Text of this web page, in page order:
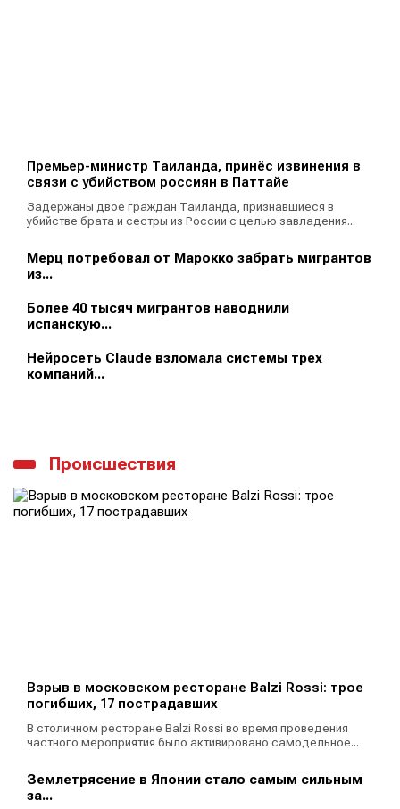
Премьер-министр Таиланда, принёс извинения в
связи с убийством россиян в Паттайе
Задержаны двое граждан Таиланда, признавшиеся в
убийстве брата и сестры из России с целью завладения...
Мерц потребовал от Марокко забрать мигрантов
из...
Более 40 тысяч мигрантов наводнили
испанскую...
Нейросеть Claude взломала системы трех
компаний...
Происшествия
Взрыв в московском ресторане Balzi Rossi: трое
погибших, 17 пострадавших
В столичном ресторане Balzi Rossi во время проведения
частного мероприятия было активировано самодельное...
Землетрясение в Японии стало самым сильным
за...